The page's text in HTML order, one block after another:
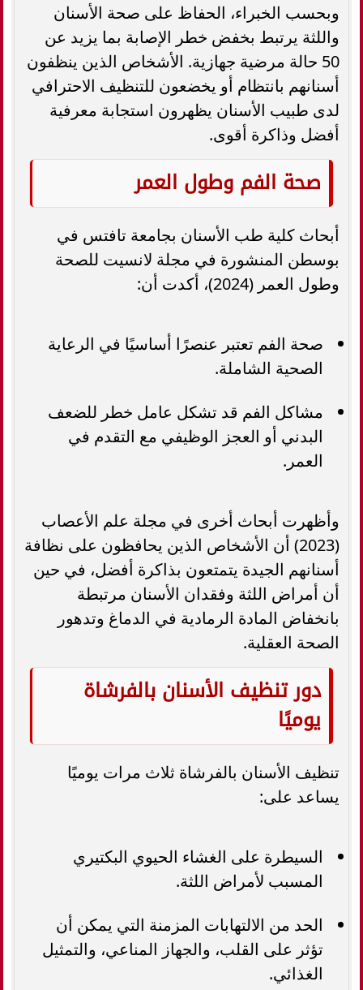
وبحسب الخبراء، الحفاظ على صحة الأسنان
واللثة يرتبط بخفض خطر الإصابة بما يزيد عن
50 حالة مرضية جهازية. الأشخاص الذين ينظفون
أسنانهم بانتظام أو يخضعون للتنظيف الاحترافي
لدى طبيب الأسنان يظهرون استجابة معرفية
أفضل وذاكرة أقوى.
صحة الفم وطول العمر
أبحاث كلية طب الأسنان بجامعة تافتس في
بوسطن المنشورة في مجلة لانسيت للصحة
وطول العمر (2024)، أكدت أن:
صحة الفم تعتبر عنصرًا أساسيًا في الرعاية
الصحية الشاملة.
مشاكل الفم قد تشكل عامل خطر للضعف
البدني أو العجز الوظيفي مع التقدم في
العمر.
وأظهرت أبحاث أخرى في مجلة علم الأعصاب
(2023) أن الأشخاص الذين يحافظون على نظافة
أسنانهم الجيدة يتمتعون بذاكرة أفضل، في حين
أن أمراض اللثة وفقدان الأسنان مرتبطة
بانخفاض المادة الرمادية في الدماغ وتدهور
الصحة العقلية.
دور تنظيف الأسنان بالفرشاة
يوميًا
تنظيف الأسنان بالفرشاة ثلاث مرات يوميًا
يساعد على:
السيطرة على الغشاء الحيوي البكتيري
المسبب لأمراض اللثة.
الحد من الالتهابات المزمنة التي يمكن أن
تؤثر على القلب، والجهاز المناعي، والتمثيل
الغذائي.